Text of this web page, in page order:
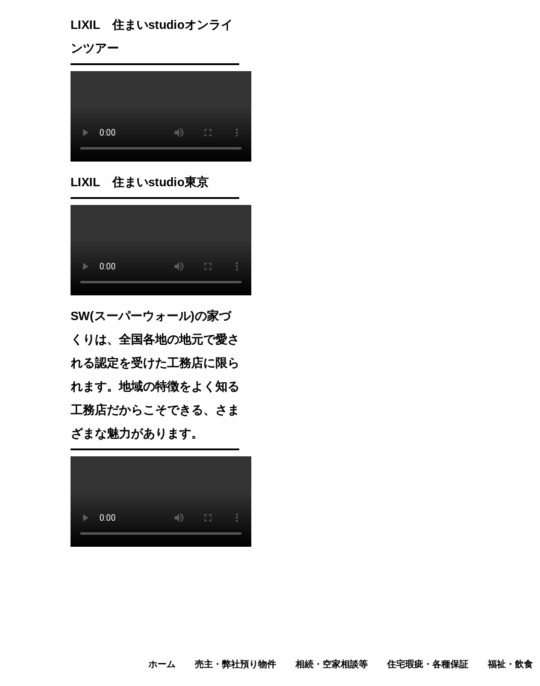
LIXIL 住まいstudioオンライ
ンツアー
LIXIL 住まいstudio東京
SW(スーパーウォール)の家づ
くりは、全国各地の地元で愛さ
れる認定を受けた工務店に限ら
れます。地域の特徴をよく知る
工務店だからこそできる、さま
ざまな魅力があります。
ホーム 売主・弊社預り物件 相続・空家相談等 住宅瑕疵・各種保証 福祉・飲食